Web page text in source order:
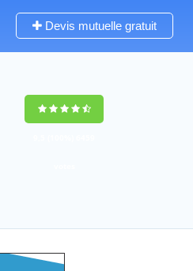
Devis mutuelle gratuit